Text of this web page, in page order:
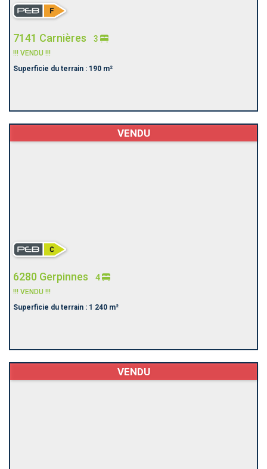
7141 Carnières 3
!!! VENDU !!!
Superficie du terrain : 190 m²
VENDU
6280 Gerpinnes 4
!!! VENDU !!!
Superficie du terrain : 1 240 m²
VENDU